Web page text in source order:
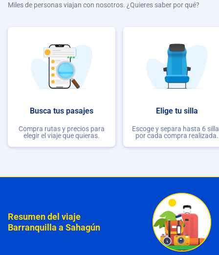
Miles de personas viajan con nosotros. ¿Quieres saber por qué?
Busca tus pasajes
Compra rutas y precios para
elegir el viaje que quieras.
Elige tu silla
Escoge y separa hasta 6
por cada compra realizada.
Resumen del viaje
Barranquilla a Sahagún